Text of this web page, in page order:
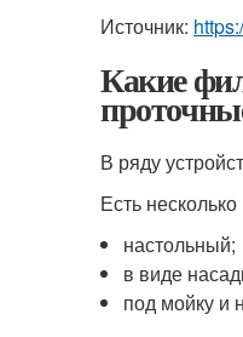
Источник:
Какие
В ряду
Есть
настольный;
в виде
под мойку и